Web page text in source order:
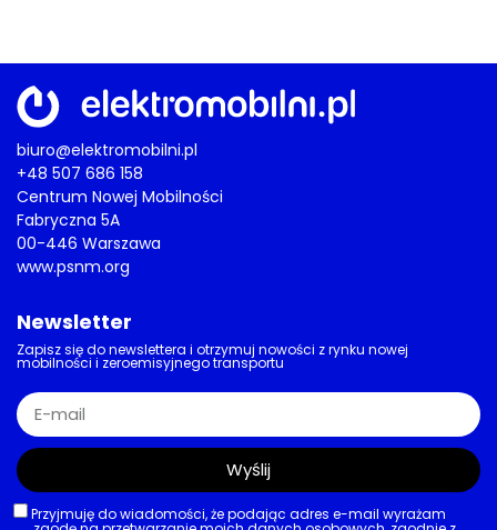
biuro@elektromobilni.pl
+48 507 686 158
Centrum Nowej Mobilności
Fabryczna 5A
00-446 Warszawa
www.psnm.org
Newsletter
Zapisz się do newslettera i otrzymuj nowości z rynku nowej
mobilności i zeroemisyjnego transportu
Przyjmuję do wiadomości, że podając adres e-mail wyrażam
Wyślij